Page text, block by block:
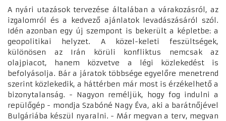
A nyári utazások tervezése általában a várakozásról, az
izgalomról és a kedvező ajánlatok levadászásáról szól.
Idén azonban egy új szempont is bekerült a képletbe: a
geopolitikai helyzet. A közel-keleti feszültségek,
különösen az Irán körüli konfliktus nemcsak az
olajpiacot, hanem közvetve a légi közlekedést is
befolyásolja. Bár a járatok többsége egyelőre menetrend
szerint közlekedik, a háttérben már most is érzékelhető a
bizonytalanság. - Nagyon reméljük, hogy fog indulni a
repülőgép - mondja Szabóné Nagy Éva, aki a barátnőjével
Bulgáriába készül nyaralni. - Már megvan a terv, megvan